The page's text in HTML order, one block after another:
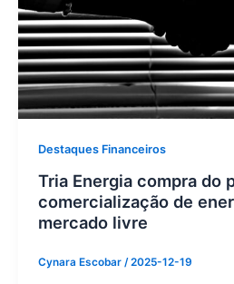
Destaques Financeiros
Tria Energia compra do
comercialização de
mercado livre
Cynara Escobar /2025-12-19